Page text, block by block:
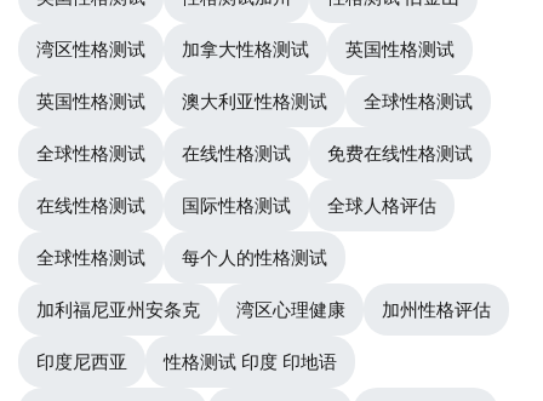
湾区性格测试 加拿大性格测试 英国性格测试
英国性格测试 澳大利亚性格测试 全球性格测试
全球性格测试 在线性格测试 免费在线性格测试
在线性格测试 国际性格测试 全球人格评估
全球性格测试 每个人的性格测试
加利福尼亚州安条克 湾区心理健康 加州性格评估
印度尼西亚 性格测试 印度 印地语